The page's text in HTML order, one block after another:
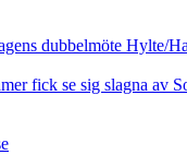
dubbelmöte Hylte/
fick se sig slagna av